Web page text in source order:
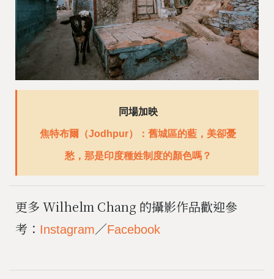
同場加映
焦特布爾（Jodhpur）：舊城區的藍，美卻憂
愁，那是印度種姓制度的顏色嗎？
更多 Wilhelm Chang 的攝影作品歡迎參
考： Instagram／Facebook